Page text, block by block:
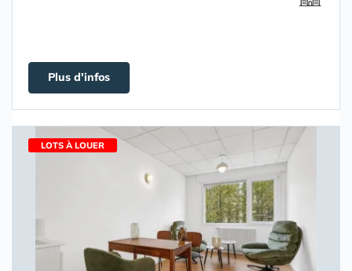
Plus d'infos
LOTS À LOUER